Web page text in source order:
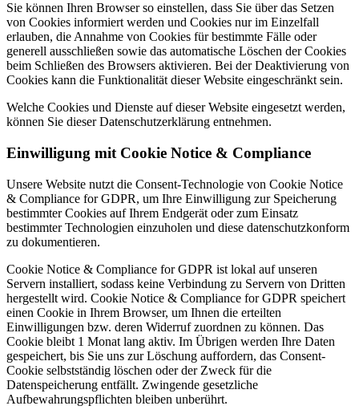
Sie können Ihren Browser so einstellen, dass Sie über das Setzen
von Cookies informiert werden und Cookies nur im Einzelfall
erlauben, die Annahme von Cookies für bestimmte Fälle oder
generell ausschließen sowie das automatische Löschen der Cookies
beim Schließen des Browsers aktivieren. Bei der Deaktivierung von
Cookies kann die Funktionalität dieser Website eingeschränkt sein.
Welche Cookies und Dienste auf dieser Website eingesetzt werden,
können Sie dieser Datenschutzerklärung entnehmen.
Einwilligung mit Cookie Notice & Compliance
Unsere Website nutzt die Consent-Technologie von Cookie Notice
& Compliance for GDPR, um Ihre Einwilligung zur Speicherung
bestimmter Cookies auf Ihrem Endgerät oder zum Einsatz
bestimmter Technologien einzuholen und diese datenschutzkonform
zu dokumentieren.
Cookie Notice & Compliance for GDPR ist lokal auf unseren
Servern installiert, sodass keine Verbindung zu Servern von Dritten
hergestellt wird. Cookie Notice & Compliance for GDPR speichert
einen Cookie in Ihrem Browser, um Ihnen die erteilten
Einwilligungen bzw. deren Widerruf zuordnen zu können. Das
Cookie bleibt 1 Monat lang aktiv. Im Übrigen werden Ihre Daten
gespeichert, bis Sie uns zur Löschung auffordern, das Consent-
Cookie selbstständig löschen oder der Zweck für die
Datenspeicherung entfällt. Zwingende gesetzliche
Aufbewahrungspflichten bleiben unberührt.